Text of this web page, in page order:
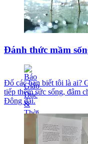
Đánh thức mầm
Đố các bạn biết tôi là ai?
tiếp thêm sức sống, đâm
Đông dài.